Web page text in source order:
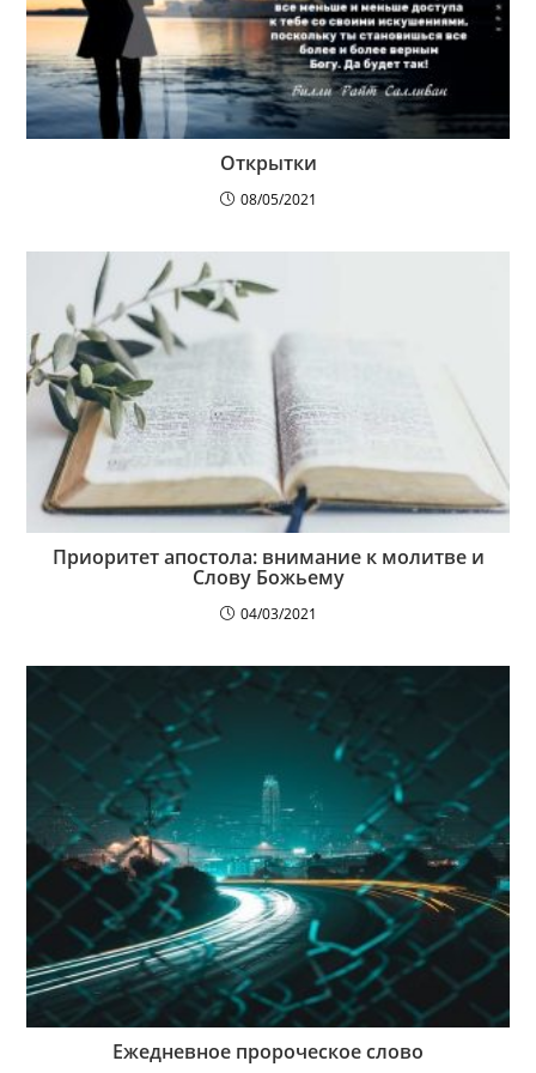
Открытки
08/05/2021
Приоритет апостола: внимание к молитве и
Слову Божьему
04/03/2021
Ежедневное пророческое слово